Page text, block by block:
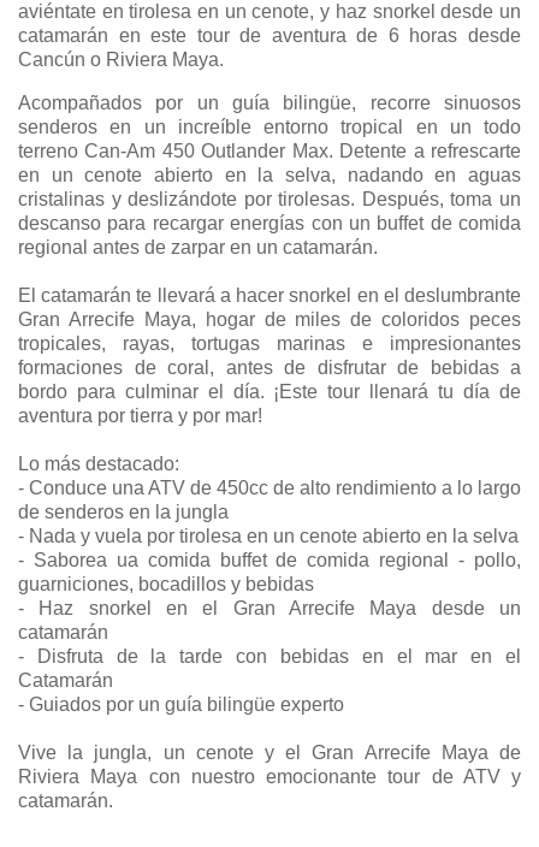
aviéntate en tirolesa en un cenote, y haz snorkel desde un
catamarán en este tour de aventura de 6 horas desde
Cancún o Riviera Maya.
Acompañados por un guía bilingüe, recorre sinuosos
senderos en un increíble entorno tropical en un todo
terreno Can-Am 450 Outlander Max. Detente a refrescarte
en un cenote abierto en la selva, nadando en aguas
cristalinas y deslizándote por tirolesas. Después, toma un
descanso para recargar energías con un buffet de comida
regional antes de zarpar en un catamarán.
El catamarán te llevará a hacer snorkel en el deslumbrante
Gran Arrecife Maya, hogar de miles de coloridos peces
tropicales, rayas, tortugas marinas e impresionantes
formaciones de coral, antes de disfrutar de bebidas a
bordo para culminar el día. ¡Este tour llenará tu día de
aventura por tierra y por mar!
Lo más destacado:
- Conduce una ATV de 450cc de alto rendimiento a lo largo
de senderos en la jungla
- Nada y vuela por tirolesa en un cenote abierto en la selva
- Saborea ua comida buffet de comida regional - pollo,
guarniciones, bocadillos y bebidas
- Haz snorkel en el Gran Arrecife Maya desde un
catamarán
- Disfruta de la tarde con bebidas en el mar en el
Catamarán
- Guiados por un guía bilingüe experto
Vive la jungla, un cenote y el Gran Arrecife Maya de
Riviera Maya con nuestro emocionante tour de ATV y
catamarán.